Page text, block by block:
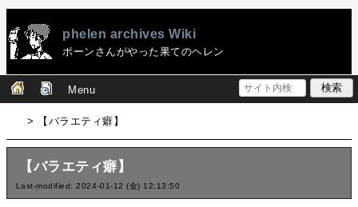
phelen archives Wiki
ポーンさんがやった果てのヘレン
Menu
> 【バラエティ癖】
【バラエティ癖】
Last-modified: 2024-01-12 (金) 12:13:50